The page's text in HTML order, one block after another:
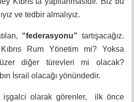
ve tedbir almalıyız.
“federasyonu” tartışacağız.
Kıbrıs Rum Yönetim mi? Yoksa
diğer türevleri mi olacak?
İsrail olacağı yönündedir.
işgalci olarak görenler, ilk önce